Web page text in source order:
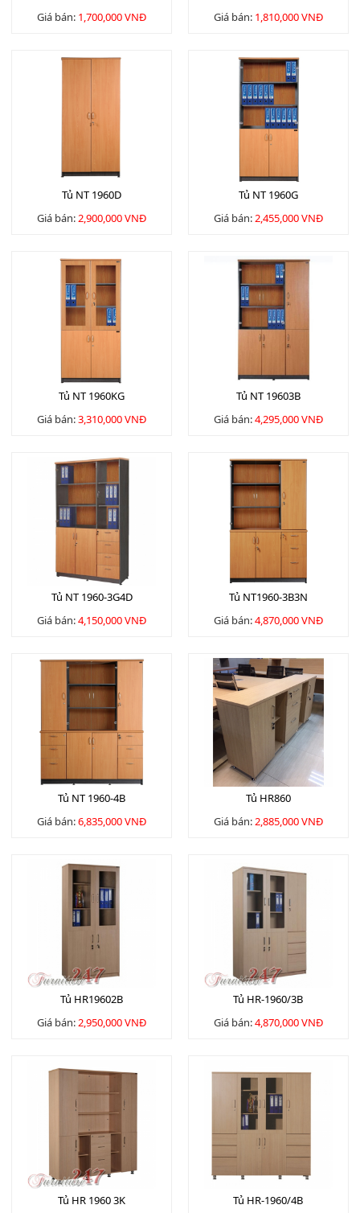
Giá bán: 1,700,000 VNĐ
Giá bán: 1,810,000 VNĐ
Tủ NT 1960D
Giá bán:2,900,000 VNĐ
Tủ NT 1960G
Giá bán:2,455,000 VNĐ
Tủ NT 1960KG
Giá bán:3,310,000 VNĐ
Tủ NT 19603B
Giá bán:4,295,000 VNĐ
Tủ NT 1960-3G4D
Giá bán:4,150,000 VNĐ
Tủ NT1960-3B3N
Giá bán:4,870,000 VNĐ
Tủ NT 1960-4B
Giá bán:6,835,000 VNĐ
Tủ HR860
Giá bán:2,885,000 VNĐ
Tủ HR19602B
Giá bán:2,950,000 VNĐ
Tủ HR-1960/3B
Giá bán:4,870,000 VNĐ
Tủ HR 1960 3K
Tủ HR-1960/4B